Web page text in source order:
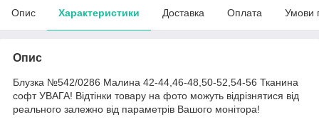
Опис Характеристики Доставка Оплата Умови
Опис
Блузка №542/0286 Малина 42-44,46-48,50-52,54-56 Тканина
софт УВАГА! Відтінки товару на фото можуть відрізнятися від
реального залежно від параметрів Вашого монітора!